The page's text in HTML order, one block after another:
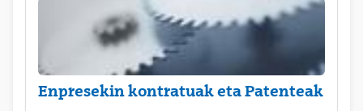
Enpresekin kontratuak eta Patenteak